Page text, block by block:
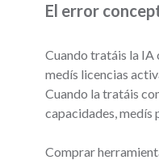
El error
Cuando tratáis la IA
medís licencias
Cuando la tratáis
capacidades, medís
Comprar